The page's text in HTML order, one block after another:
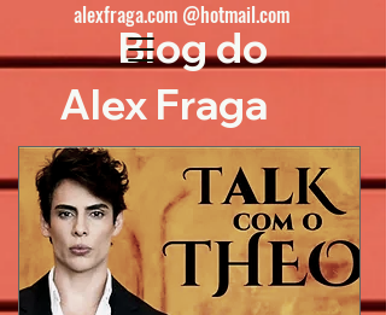
Blog do
Alex Fraga
alexfraga.com @hotmail.com